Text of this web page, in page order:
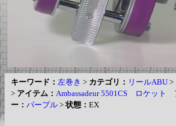
キーワード： 左巻き > カテゴリ： リールABU >
> アイテム： Ambassadeur 5501CS ロケット
ー： パープル >状態： EX